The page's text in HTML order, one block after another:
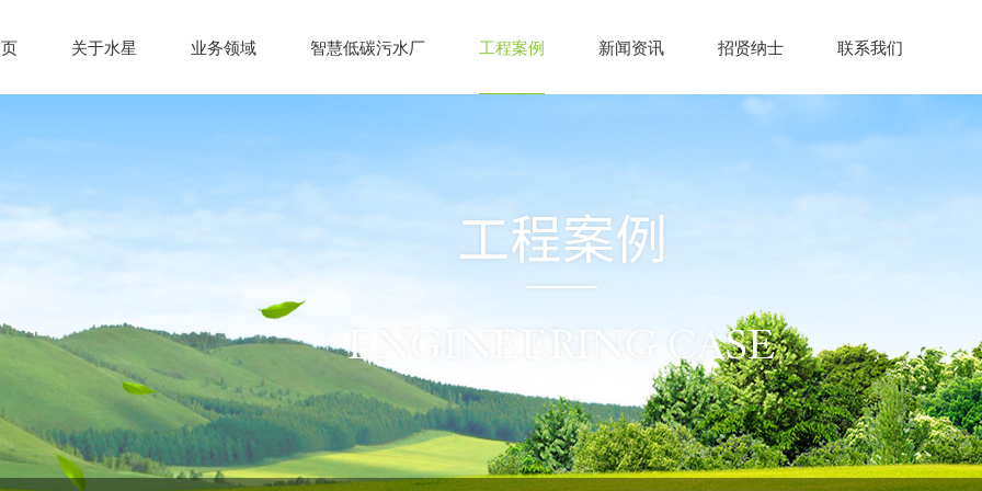
关于水星 业务领域 智慧低碳污水厂 工程案例 新闻资讯 招贤纳士 联系我们